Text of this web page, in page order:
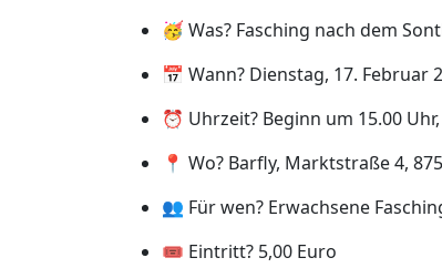
🥳 Was? Fasching nach dem
📅 Wann? Dienstag, 17. Februar
⏰ Uhrzeit? Beginn um 15.00
📍 Wo? Barfly, Marktstraße 4,
👥 Für wen? Erwachsene
🎟️ Eintritt? 5,00 Euro